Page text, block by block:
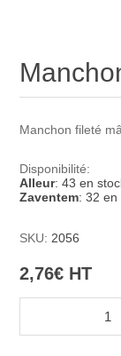
Manchon fileté
Disponibilité:
Alleur: 43 en
Zaventem: 32 en
SKU: 2056
2,76€ HT